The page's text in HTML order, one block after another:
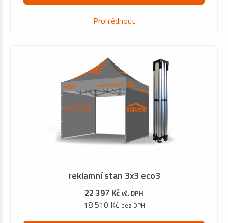
Prohlédnout
reklamní stan 3x3 eco3
22 397 Kč vč. DPH
18 510 Kč bez DPH